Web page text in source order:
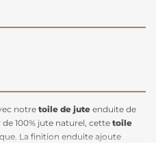
notre toile de jute enduite de
100% jute naturel, cette toile
La finition enduite ajoute